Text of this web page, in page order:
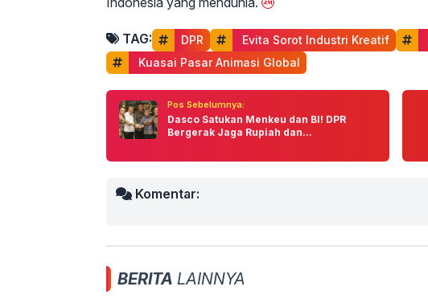
TAG: DPR Evita Sorot Industri Kreatif
Kuasai Pasar Animasi Global
Pos Sebelumnya:
Dasco Satukan Menkeu dan BI! DPR
Bergerak Jaga Rupiah dan...
Komentar:
BERITA LAINNYA